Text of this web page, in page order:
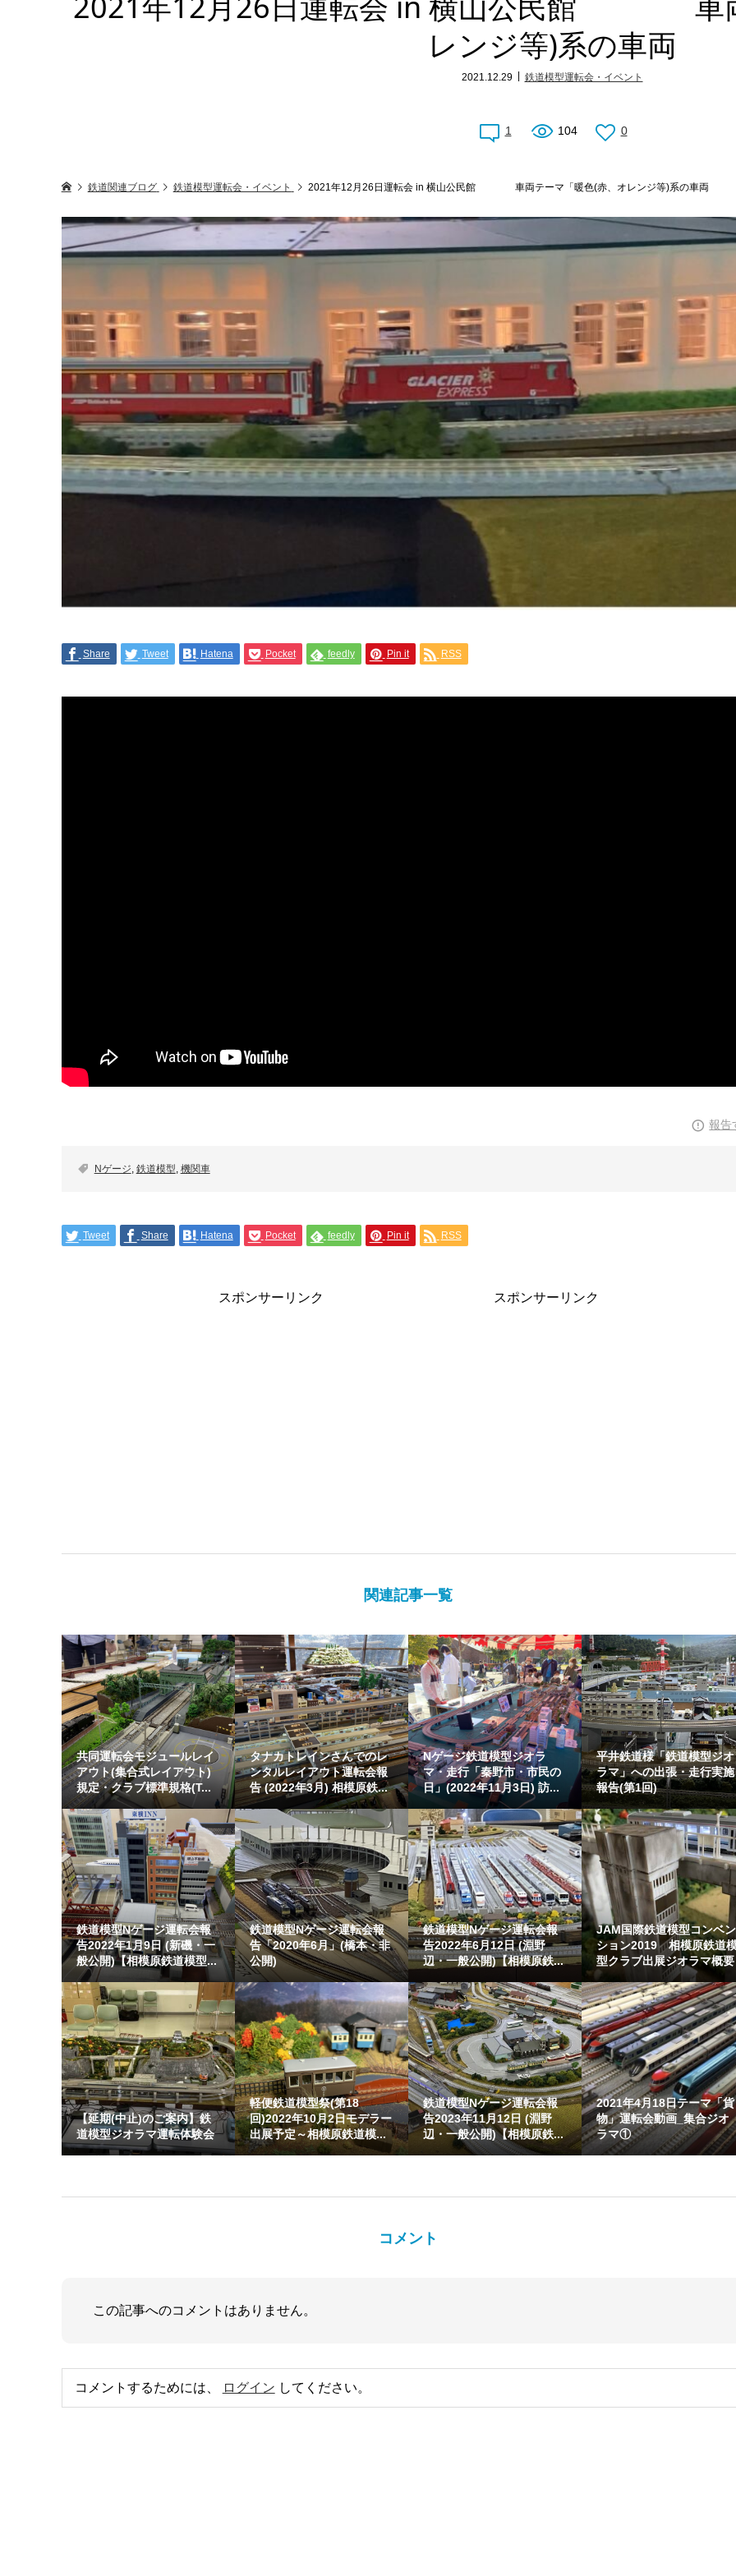
レンジ等)系の車両
2021.12.29 鉄道模型運転会・イベント
1 104 0
鉄道関連ブログ 鉄道模型運転会・イベント 2021年12月26日運転会 in 横山公民館 車両テーマ「暖色(赤、オレンジ等)系の車両
Share Tweet Hatena Pocket feedly Pin it RSS
報告
Nゲージ, 鉄道模型, 機関車
Tweet Share Hatena Pocket feedly Pin it RSS
スポンサーリンク スポンサーリンク
関連記事一覧
共同運転会モジュールレイ
アウト(集合式レイアウト)
規定・クラブ標準規格(T...
タナカトレインさんでのレ
ンタルレイアウト運転会報
告 (2022年3月) 相模原鉄...
Nゲージ鉄道模型ジオラ
マ・走行「秦野市・市民の
日」(2022年11月3日) 訪...
平井鉄道様「鉄道模型ジオ
ラマ」への出張・走行実施
報告(第1回)
鉄道模型Nゲージ運転会報
告2022年1月9日 (新磯・一
般公開)【相模原鉄道模型...
鉄道模型Nゲージ運転会報
告「2020年6月」(橋本・非
公開)
鉄道模型Nゲージ運転会報
告2022年6月12日 (淵野
辺・一般公開)【相模原鉄...
JAM国際鉄道模型コンベン
ション2019 相模原鉄道
型クラブ出展ジオラマ概要
【延期(中止)のご案内】鉄
道模型ジオラマ運転体験会
軽便鉄道模型祭(第18
回)2022年10月2日モデラー
出展予定～相模原鉄道模...
鉄道模型Nゲージ運転会報
告2023年11月12日 (淵野
辺・一般公開)【相模原鉄...
2021年4月18日テーマ「貨
物」運転会動画_集合ジオ
ラマ①
コメント
この記事へのコメントはありません。
コメントするためには、 ログイン してください。